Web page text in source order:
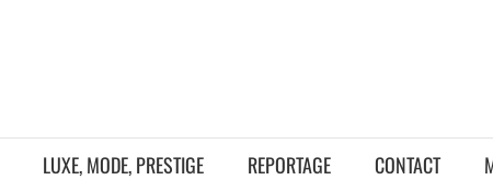
LUXE, MODE, PRESTIGE REPORTAGE CONTACT